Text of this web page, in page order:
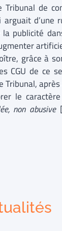
Tribunal de
d’une
publicité
grâce à
CGU de ce
Tribunal,
le
non abusive